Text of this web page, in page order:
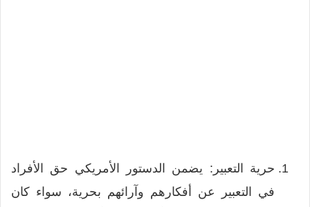
حرية التعبير: يضمن الدستور الأمريكي حق الأفراد
في التعبير عن أفكارهم وآرائهم بحرية، سواء كان